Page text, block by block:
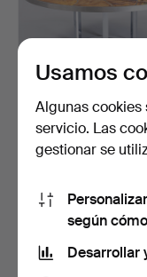
LILLY JUST
LICHTENBERG.
centro red…
3 días
48 USD
Usamos
Algunas cookies
servicio. Las
gestionar se
según
Desarrollar